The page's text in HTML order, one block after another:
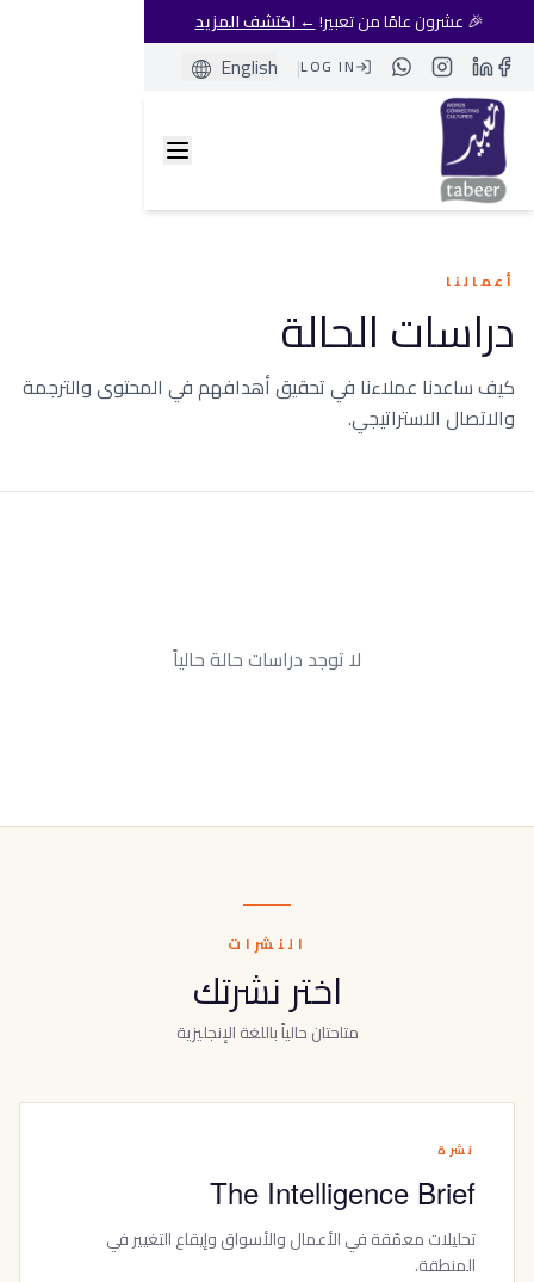
🎉 عشرون عامًا من تعبير!← اكتشف المزيد
Facebook
LinkedIn
Instagram
LOG IN
|
English
أعمالنا
دراسات الحالة
كيف ساعدنا عملاءنا في تحقيق أهدافهم في المحتوى والترجمة
والاتصال الاستراتيجي.
لا توجد دراسات حالة حالياً
النشرات
اختر نشرتك
متاحتان حالياً باللغة الإنجليزية
نشرة
The Intelligence Brief
تحليلات معمّقة في الأعمال والأسواق وإيقاع التغيير في
المنطقة.